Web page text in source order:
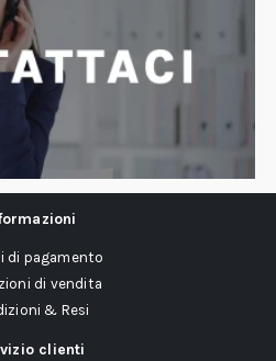
di pagamento
di vendita
& Resi
clienti